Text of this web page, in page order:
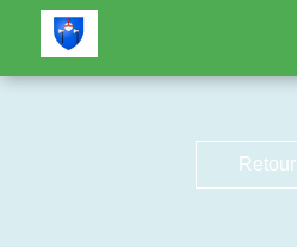
Retour